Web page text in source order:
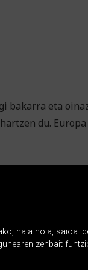
bakarra eta
du.
hala nola, saioa
zenbait